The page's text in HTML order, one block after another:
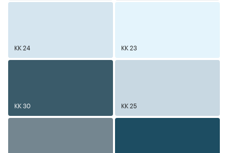
KK 24 KK 23
KK 30 KK 25